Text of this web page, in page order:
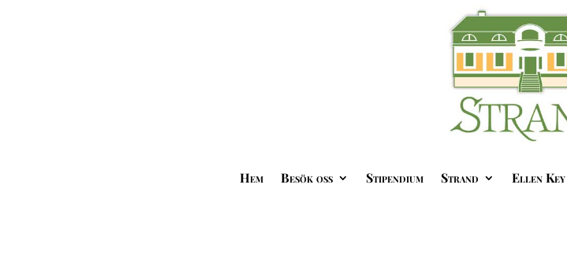
Hem Besök oss Stipendium Strand Ellen Key